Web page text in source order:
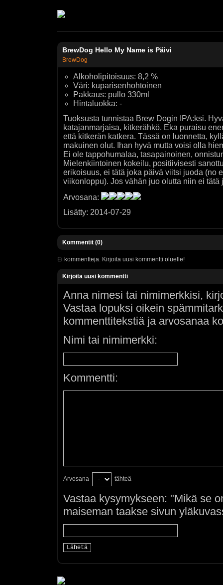
BrewDog Hello My Name is Päivi
BrewDog
Alkoholipitoisuus: 8,2 %
Väri: kuparisenhohtoinen
Pakkaus: pullo 330ml
Hintaluokka: -
Tuoksusta tunnistaa Brew Dogin IPA:ksi.
katajanmarjaisa, kitkerähkö. Eka puraisu
että kitkerän katkera. Tässä on luonnetta,
makuinen olut. Ihan hyvä mutta voisi olla
Ei ole tappohumalaa, tasapainoinen,
Mielenkiintoinen kokeilu, positiivisesti
erikoisuus, ei tätä joka päivä viitsi juoda (no
viikonloppu). Jos vähän juo olutta niin ei
Arvosana:
Lisätty: 2014-07-29
Kommentit (0)
Ei kommentteja. Kirjoita uusi kommentti oluelle!
Kirjoita uusi kommentti
Anna nimesi tai nimimerkkisi,
Vastaa lopuksi oikein
kommenttitekstiä ja arvosanaa
Nimi tai nimimerkki:
Kommentti:
Arvosana tähteä
Vastaa kysymykseen: "Mikä se
maiseman taakse sivun